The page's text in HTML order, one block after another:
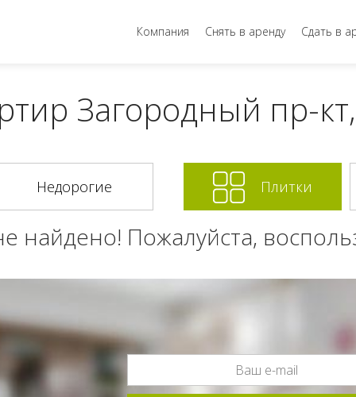
Компания Снять в аренду Сдать в
Загородный пр-
Плитки
найдено! Пожалуйста,